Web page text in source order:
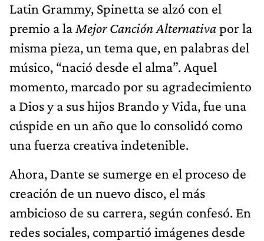
Latin Grammy, Spinetta se alzó con el
premio a la Mejor Canción Alternativapor la
misma pieza, un tema que, en palabras del
músico, “nació desde el alma”. Aquel
momento, marcado por su agradecimiento
a Dios y a sus hijos Brando y Vida, fue una
cúspide en un año que lo consolidó como
una fuerza creativa indetenible.
Ahora, Dante se sumerge en el proceso de
creación de un nuevo disco, el más
ambicioso de su carrera, según confesó. En
redes sociales, compartió imágenes desde